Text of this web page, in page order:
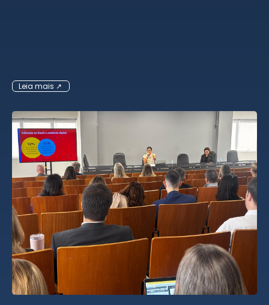
Leia mais ↗